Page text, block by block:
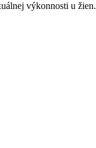
výkonnosti u